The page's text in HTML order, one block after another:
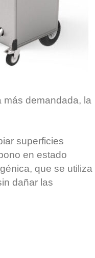
más demandada, la
superficies
en estado
que se utiliza
dañar las